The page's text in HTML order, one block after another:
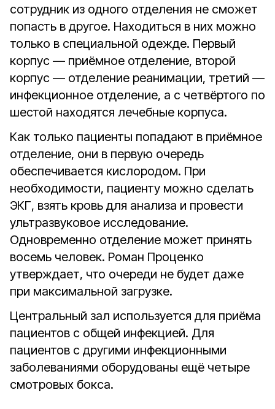
сотрудник из одного отделения не сможет
попасть в другое. Находиться в них можно
только в специальной одежде. Первый
корпус — приёмное отделение, второй
корпус — отделение реанимации, третий —
инфекционное отделение, а с четвёртого по
шестой находятся лечебные корпуса.
Как только пациенты попадают в приёмное
отделение, они в первую очередь
обеспечивается кислородом. При
необходимости, пациенту можно сделать
ЭКГ, взять кровь для анализа и провести
ультразвуковое исследование.
Одновременно отделение может принять
восемь человек. Роман Проценко
утверждает, что очереди не будет даже
при максимальной загрузке.
Центральный зал используется для приёма
пациентов с общей инфекцией. Для
пациентов с другими инфекционными
заболеваниями оборудованы ещё четыре
смотровых бокса.